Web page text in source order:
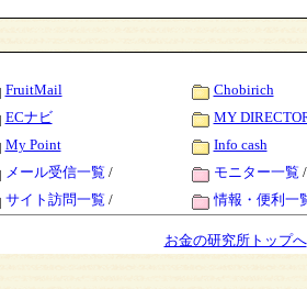
FruitMail
Chobirich
ECナビ
MY
My Point
Info cash
メール受信一覧 / モニター一覧 /
サイト訪問一覧 / 情報・便利一
お金の研究所トップへ